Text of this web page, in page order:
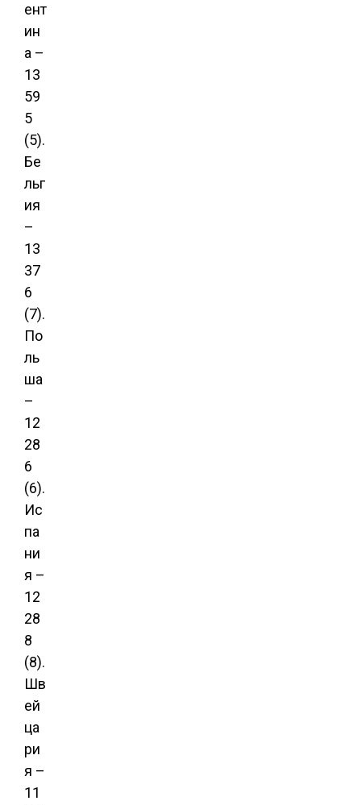
ент
ин
а –
13
59
5
(5).
Бе
льг
ия
–
13
37
6
(7).
По
ль
ша
–
12
28
6
(6).
Ис
па
ни
я –
12
28
8
(8).
Шв
ей
ца
ри
я –
11